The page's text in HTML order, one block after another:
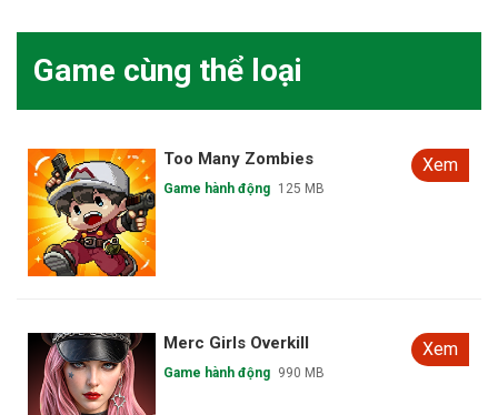
Game cùng thể loại
Too Many Zombies
Game hành động 125 MB
Xem
Merc Girls Overkill
Game hành động 990 MB
Xem